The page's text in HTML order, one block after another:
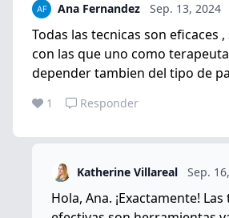
Ana Fernandez Sep. 13, 2024
Todas las tecnicas son eficaces
con las que uno como
depender tambien del tipo de
1 Responder
Katherine Villareal Sep.
Hola, Ana. ¡Exactamente! Las